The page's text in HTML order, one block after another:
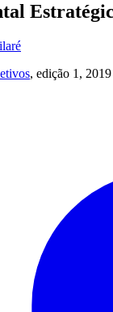
, edição 1, 2019